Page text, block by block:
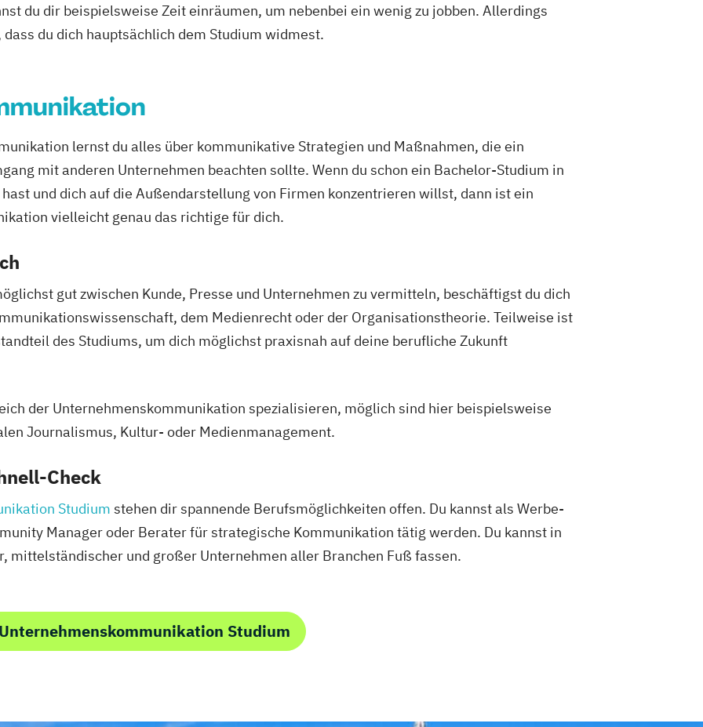
du dir beispielsweise Zeit einräumen, um nebenbei ein wenig zu jobben. Allerdings
du dich hauptsächlich dem Studium widmest.
lernst du alles über kommunikative Strategien und Maßnahmen, die ein
mit anderen Unternehmen beachten sollte. Wenn du schon ein Bachelor-Studium in
und dich auf die Außendarstellung von Firmen konzentrieren willst, dann ist ein
vielleicht genau das richtige für dich.
gut zwischen Kunde, Presse und Unternehmen zu vermitteln, beschäftigst du dich
dem Medienrecht oder der Organisationstheorie. Teilweise ist
des Studiums, um dich möglichst praxisnah auf deine berufliche Zukunft
der Unternehmenskommunikation spezialisieren, möglich sind hier beispielsweise
Journalismus, Kultur- oder Medienmanagement.
Check
Studium stehen dir spannende Berufsmöglichkeiten offen. Du kannst als Werbe-
Manager oder Berater für strategische Kommunikation tätig werden. Du kannst in
mittelständischer und großer Unternehmen aller Branchen Fuß fassen.
Studium